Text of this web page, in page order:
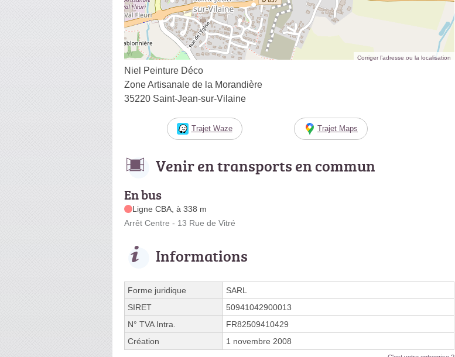
Corriger l’adresse ou la localisation
Niel Peinture Déco
Zone Artisanale de la Morandière
35220 Saint-Jean-sur-Vilaine
Trajet Waze Trajet Maps
Venir en transports en commun
En bus
Ligne CBA, à 338 m
Arrêt Centre - 13 Rue de Vitré
Informations
Forme juridique
SARL
SIRET
50941042900013
N° TVA Intra.
FR82509410429
Création
1 novembre 2008